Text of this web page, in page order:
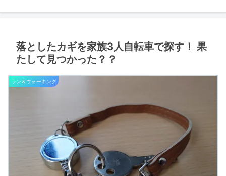
落としたカギを家族3人自転車で探す！ 果
たして見つかった？？
ラン＆ウォーキング